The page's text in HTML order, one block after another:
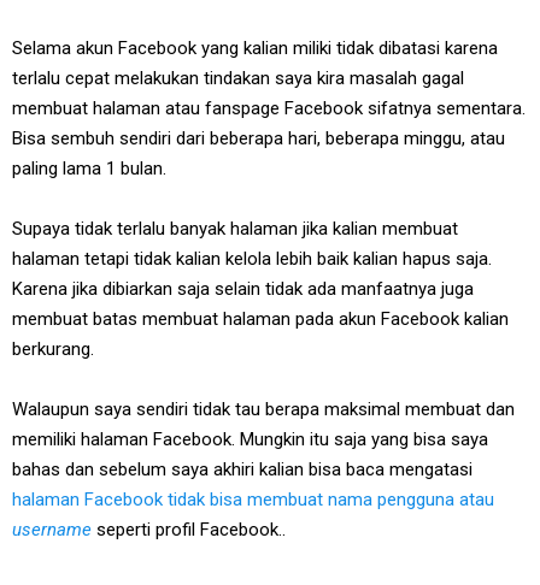
Selama akun Facebook yang kalian miliki tidak dibatasi karena
terlalu cepat melakukan tindakan saya kira masalah gagal
membuat halaman atau fanspage Facebook sifatnya sementara.
Bisa sembuh sendiri dari beberapa hari, beberapa minggu, atau
paling lama 1 bulan.
Supaya tidak terlalu banyak halaman jika kalian membuat
halaman tetapi tidak kalian kelola lebih baik kalian hapus saja.
Karena jika dibiarkan saja selain tidak ada manfaatnya juga
membuat batas membuat halaman pada akun Facebook kalian
berkurang.
Walaupun saya sendiri tidak tau berapa maksimal membuat dan
memiliki halaman Facebook. Mungkin itu saja yang bisa saya
bahas dan sebelum saya akhiri kalian bisa baca mengatasi
halaman Facebook tidak bisa membuat nama pengguna atau
username seperti profil Facebook..